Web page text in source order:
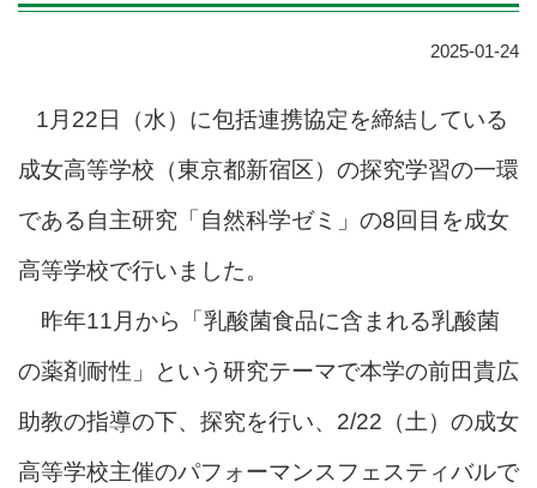
2025-01-24
1月22日（水）に包括連携協定を締結している
成女高等学校（東京都新宿区）の探究学習の一環
である自主研究「自然科学ゼミ」の8回目を成女
高等学校で行いました。
昨年11月から「乳酸菌食品に含まれる乳酸菌
の薬剤耐性」という研究テーマで本学の前田貴広
助教の指導の下、探究を行い、2/22（土）の成女
高等学校主催のパフォーマンスフェスティバルで